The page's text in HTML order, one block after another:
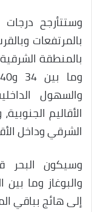
بالمنطقة
والسهول
الشرقي وداخل
وسيكون البحر
والبوغاز وما
إلى هائج بباقي